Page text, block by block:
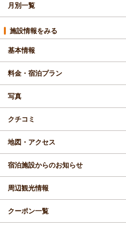
月別一覧
2026年8月(3)
2026年7月(6)
2026年6月(9)
2026年5月(5)
2026年4月(9)
施設情報をみる
基本情報
料金・宿泊プラン
写真
クチコミ
地図・アクセス
宿泊施設からのお知らせ
周辺観光情報
クーポン一覧